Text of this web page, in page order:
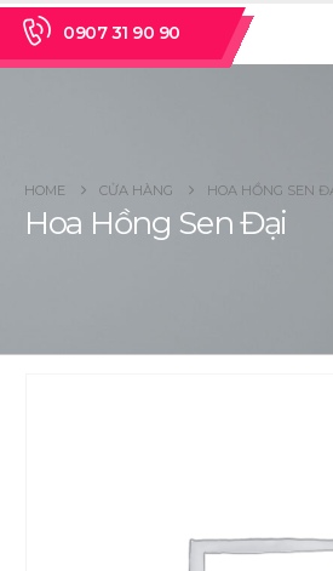
0907 31 90 90
HOME CỬA HÀNG HOA HỒNG SEN
Hoa Hồng Sen Đại